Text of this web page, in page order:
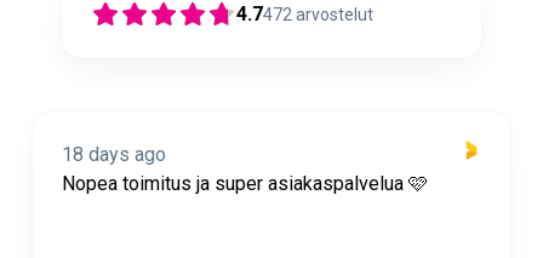
4.7472 arvostelut
18 days ago
Nopea toimitus ja super asiakaspalvelua 🩷